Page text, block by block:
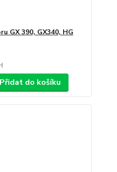
GX 390, GX340, HG
Přidat do košíku